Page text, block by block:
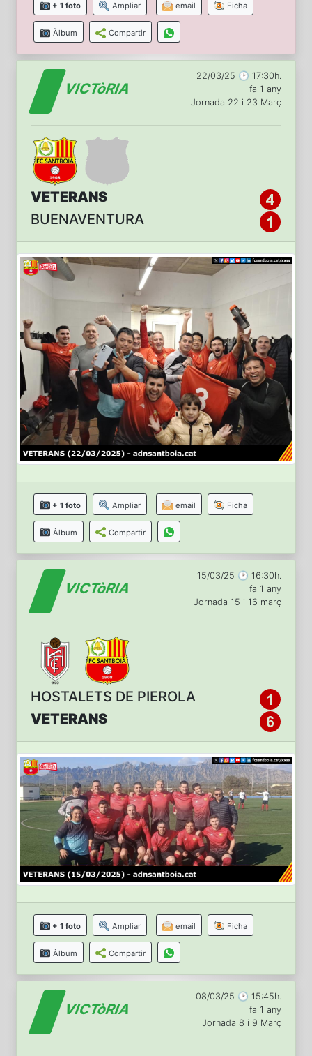
+ 1 foto Ampliar email Ficha
Àlbum Compartir
VICTòRIA
22/03/25 🕑 17:30h.
fa 1 any
Jornada 22 i 23 Març
VETERANS
BUENAVENTURA
+ 1 foto Ampliar email Ficha
Àlbum Compartir
VICTòRIA
15/03/25 🕑 16:30h.
fa 1 any
Jornada 15 i 16 març
HOSTALETS DE PIEROLA
VETERANS
+ 1 foto Ampliar email Ficha
Àlbum Compartir
VICTòRIA
08/03/25 🕑 15:45h.
fa 1 any
Jornada 8 i 9 Març